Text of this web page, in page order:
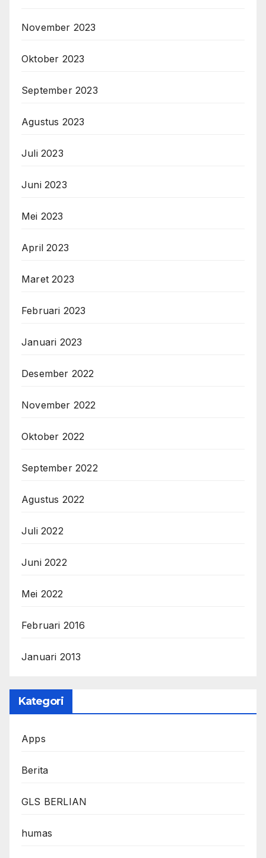
November 2023
Oktober 2023
September 2023
Agustus 2023
Juli 2023
Juni 2023
Mei 2023
April 2023
Maret 2023
Februari 2023
Januari 2023
Desember 2022
November 2022
Oktober 2022
September 2022
Agustus 2022
Juli 2022
Juni 2022
Mei 2022
Februari 2016
Januari 2013
Kategori
Apps
Berita
GLS BERLIAN
humas